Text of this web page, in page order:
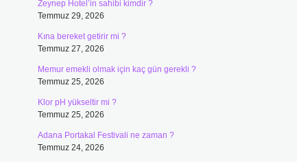
Zeynep Hotel’in sahibi kimdir ?
Temmuz 29, 2026
Kına bereket getirir mi ?
Temmuz 27, 2026
Memur emekli olmak için kaç gün gerekli ?
Temmuz 25, 2026
Klor pH yükseltir mi ?
Temmuz 25, 2026
Adana Portakal Festivali ne zaman ?
Temmuz 24, 2026